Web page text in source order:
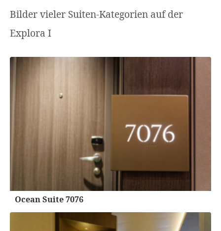
Bilder vieler Suiten-Kategorien auf der
Explora I
Ocean Suite 7076